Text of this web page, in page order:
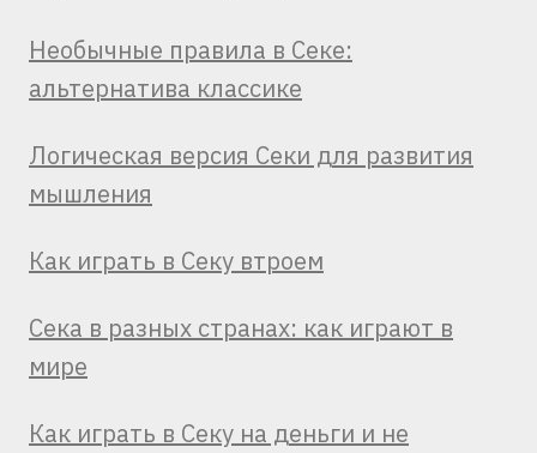
Необычные правила в Секе:
альтернатива классике
Логическая версия Секи для развития
мышления
Как играть в Секу втроем
Сека в разных странах: как играют в
мире
Как играть в Секу на деньги и не